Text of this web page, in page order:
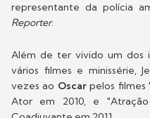
representante da polícia
Reporter.
Além de ter vivido um dos
vários filmes e minissérie,
vezes ao Oscarpelos filmes
Ator em 2010, e